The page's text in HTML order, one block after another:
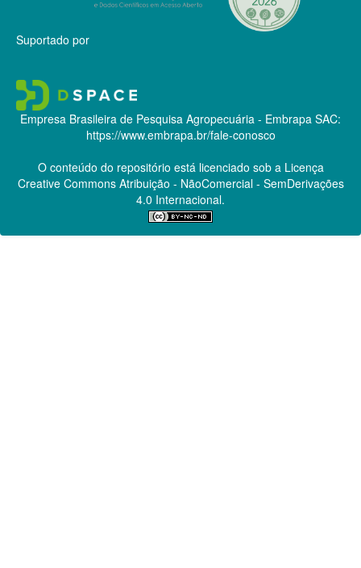
Suportado por
Empresa Brasileira de Pesquisa Agropecuária - Embrapa SAC:
https://www.embrapa.br/fale-conosco
O conteúdo do repositório está licenciado sob a Licença
Creative CommonsAtribuição - NãoComercial - SemDerivações
4.0 Internacional.